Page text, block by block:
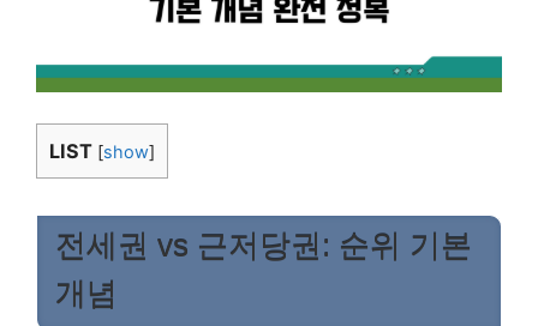
LIST [show]
전세권 vs 근저당권: 순위 기본
개념